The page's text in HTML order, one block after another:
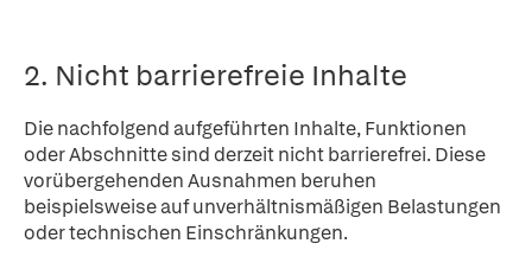
2. Nicht barrierefreie Inhalte
Die nachfolgend aufgeführten Inhalte, Funktionen
oder Abschnitte sind derzeit nicht barrierefrei. Diese
vorübergehenden Ausnahmen beruhen
beispielsweise auf unverhältnismäßigen Belastungen
oder technischen Einschränkungen.